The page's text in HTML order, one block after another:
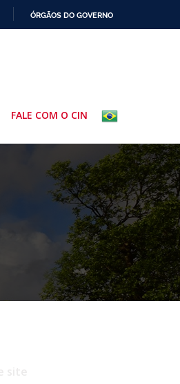
ÓRGÃOS DO GOVERNO
FALE COM O CIN